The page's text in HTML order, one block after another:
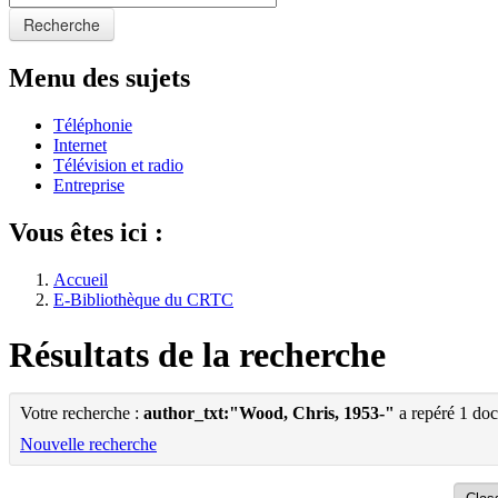
Recherche
Menu des sujets
Téléphonie
Internet
Télévision et radio
Entreprise
Vous êtes ici :
Accueil
E-Bibliothèque du CRTC
Résultats de la recherche
Votre recherche : author_txt:"Wood, Chris, 1953-" a repéré 1
Nouvelle recherche